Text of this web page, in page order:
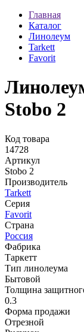
Главная
Каталог
Линолеум
Tarkett
Favorit
Stobo 2
Код товара
14728
Артикул
Stobo 2
Производитель
Tarkett
Серия
Favorit
Страна
Россия
Фабрика
Таркетт
Тип линолеума
Бытовой
Толщина
0.3
Форма продажи
Отрезной